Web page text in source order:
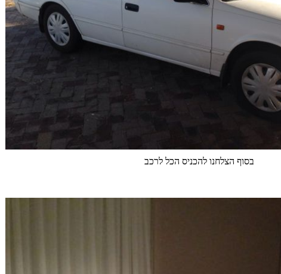
בסוף הצלחנו להכניס הכל לרכב